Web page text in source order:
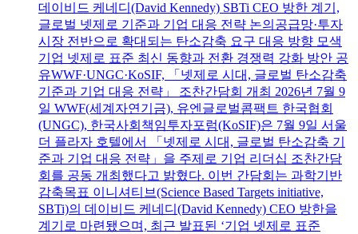
데이비드 케네디(David Kennedy) SBTi CEO 방한 계기,
글로벌 넷제로 기준과 기업 대응 전략 논의공급망·투자
시장 전반으로 확대되는 탄소감축 요구 대응 방향 모색
기업 넷제로 표준 최신 동향과 전환 경쟁력 강화 방안 공
유WWF·UNGC·KoSIF, 「넷제로 시대, 글로벌 탄소감축
기준과 기업 대응 전략」 조찬간담회 개최 2026년 7월 9
일 WWF(세계자연기금), 유엔글로벌콤팩트 한국협회
(UNGC), 한국사회책임투자포럼(KoSIF)은 7월 9일 서울
더 플라자 호텔에서 「넷제로 시대, 글로벌 탄소감축 기
준과 기업 대응 전략」을 주제로 기업 리더십 조찬간담
회를 공동 개최했다고 밝혔다. 이번 간담회는 과학기반
감축목표 이니셔티브(Science Based Targets initiative,
SBTi)의 데이비드 케네디(David Kennedy) CEO 방한을
계기로 마련됐으며, 최근 발표된 ‘기업 넷제로 표준